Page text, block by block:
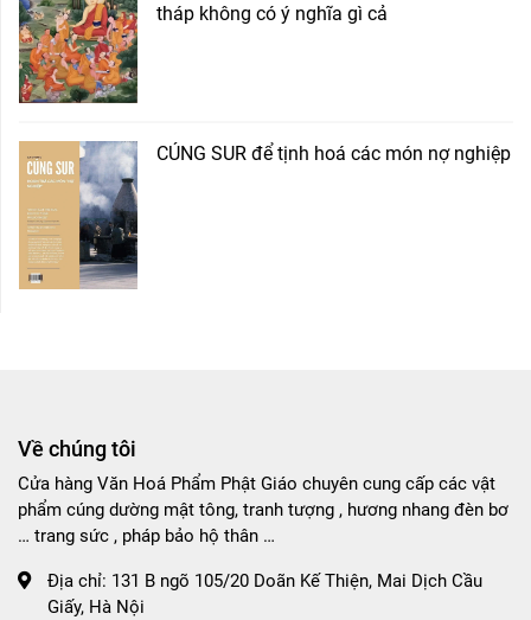
tháp không có ý nghĩa gì cả
CÚNG SUR để tịnh hoá các món nợ nghiệp
Về chúng tôi
Cửa hàng Văn Hoá Phẩm Phật Giáo chuyên cung cấp các vật
phẩm cúng dường mật tông, tranh tượng , hương nhang đèn bơ
… trang sức , pháp bảo hộ thân …
Địa chỉ: 131 B ngõ 105/20 Doãn Kế Thiện, Mai Dịch Cầu
Giấy, Hà Nội